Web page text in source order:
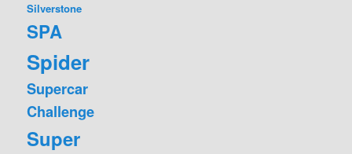
Silverstone
SPA
Spider
Supercar
Challenge
Super